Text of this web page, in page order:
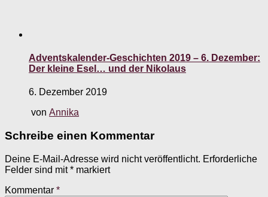
Adventskalender-Geschichten 2019 – 6. Dezember:
Der kleine Esel… und der Nikolaus
6. Dezember 2019
von Annika
Schreibe einen Kommentar
Deine E-Mail-Adresse wird nicht veröffentlicht. Erforderliche
Felder sind mit* markiert
Kommentar *